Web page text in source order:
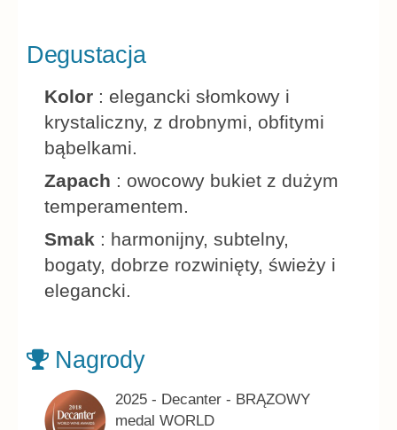
Degustacja
Kolor : elegancki słomkowy i
krystaliczny, z drobnymi, obfitymi
bąbelkami.
Zapach : owocowy bukiet z dużym
temperamentem.
Smak : harmonijny, subtelny,
bogaty, dobrze rozwinięty, świeży i
elegancki.
Nagrody
2025 - Decanter - BRĄZOWY
medal WORLD